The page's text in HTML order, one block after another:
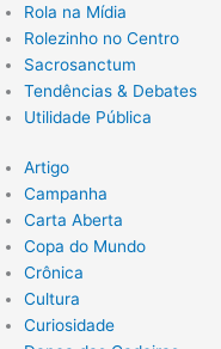
Rola na Mídia
Rolezinho no Centro
Sacrosanctum
Tendências & Debates
Utilidade Pública
Artigo
Campanha
Carta Aberta
Copa do Mundo
Crônica
Cultura
Curiosidade